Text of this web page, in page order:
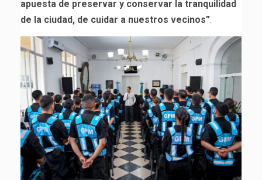
apuesta de preservar y conservar la tranquilidad
de la ciudad, de cuidar a nuestros vecinos”.